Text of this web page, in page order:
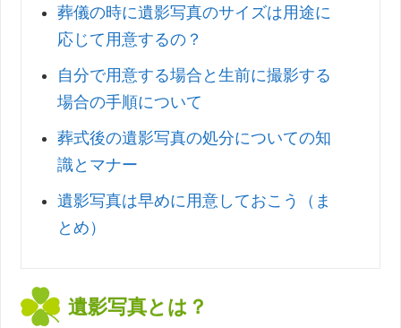
葬儀の時に遺影写真のサイズは用途に
応じて用意するの？
自分で用意する場合と生前に撮影する
場合の手順について
葬式後の遺影写真の処分についての知
識とマナー
遺影写真は早めに用意しておこう（ま
とめ）
遺影写真とは？